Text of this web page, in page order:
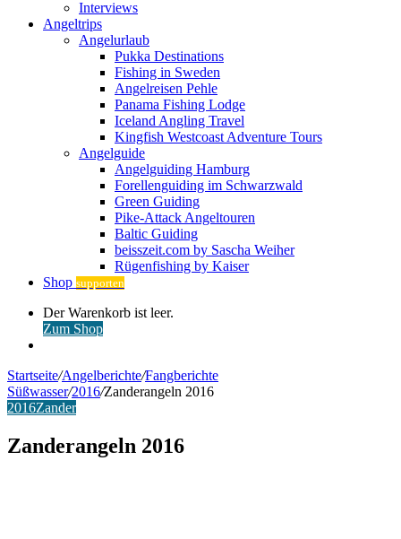
Interviews
Angeltrips
Angelurlaub
Pukka Destinations
Fishing in Sweden
Angelreisen Pehle
Panama Fishing Lodge
Iceland Angling Travel
Kingfish Westcoast Adventure Tours
Angelguide
Angelguiding Hamburg
Forellenguiding im Schwarzwald
Green Guiding
Pike-Attack Angeltouren
Baltic Guiding
beisszeit.com by Sascha Weiher
Rügenfishing by Kaiser
Shop supporten
Warenkorb
ansehen
Der Warenkorb ist leer.
Zum Shop
Startseite/Angelberichte/Fangberichte
Süßwasser/2016/Zanderangeln 2016
2016Zander
Zanderangeln 2016